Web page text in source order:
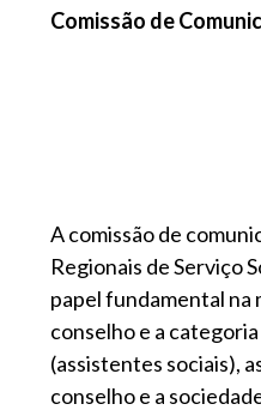
Comissão de
A comissão de
Regionais de Serviço
papel fundamental na
conselho e a
(assistentes sociais),
conselho e a